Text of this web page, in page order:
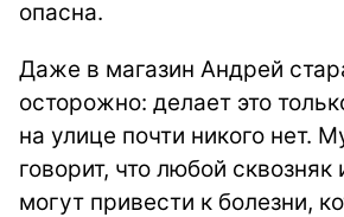
опасна.
Даже в магазин Андрей
осторожно: делает это
на улице почти никого нет.
говорит, что любой сквозняк
могут привести к болезни,